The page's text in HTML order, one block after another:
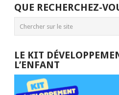
QUE RECHERCHEZ-
LE KIT
L’ENFANT